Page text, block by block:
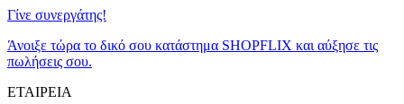
Γίνε συνεργάτης!
Άνοιξε τώρα το δικό σου κατάστημα SHOPFLIX και αύξησε τις
πωλήσεις σου.
ΕΤΑΙΡΕΙΑ